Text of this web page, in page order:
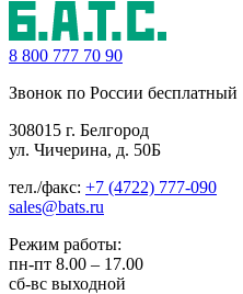
8 800 777 70 90
Звонок по России бесплатный
308015 г. Белгород
ул. Чичерина, д. 50Б
тел./факс: +7 (4722) 777-090
sales@bats.ru
Режим работы:
пн-пт 8.00 – 17.00
сб-вс выходной